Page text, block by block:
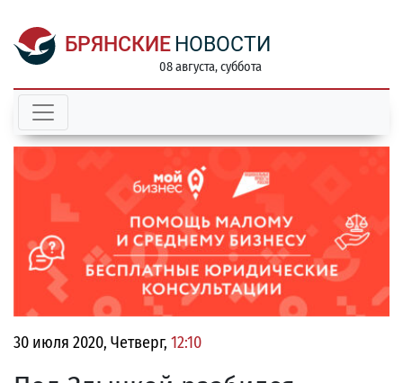
БРЯНСКИЕ НОВОСТИ
08 августа, суббота
30 июля 2020, Четверг, 12:10